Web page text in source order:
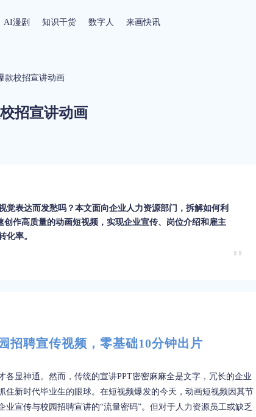
AI漫剧 知识干货 数字人 来画快讯
款校招宣讲动画
招宣讲动画
觉表达而发愁吗？本文面向企业人力资源部门，拆解如何利
作高质量的动画短视频，实现企业宣传、岗位介绍和雇主
化率。
招聘宣传视频，零基础10分钟出片
显神通。然而，传统的宣讲PPT密密麻麻全是文字，冗长的企业
住新时代毕业生的眼球。在短视频爆发的今天，动画短视频因其节
宣传与校园招聘宣讲的“流量密码”。但对于人力资源员工或缺乏